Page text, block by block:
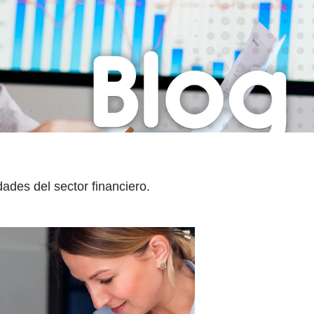
del sector financiero.